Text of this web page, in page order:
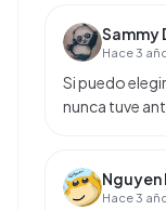
Sammy
Hace 3
Si puedo
nunca tuve
Nguyen
Hace 3